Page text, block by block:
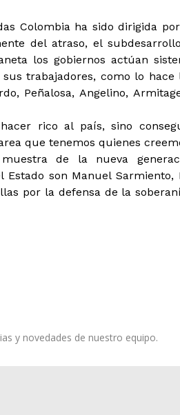
Colombia ha sido dirigida
del atraso, el
los gobiernos actúan
trabajadores, como lo hace
Peñalosa, Angelino,
rico al país, sino
que tenemos quienes
de la nueva
son Manuel Sarmiento,
por la defensa de la
y novedades de nuestro equipo.